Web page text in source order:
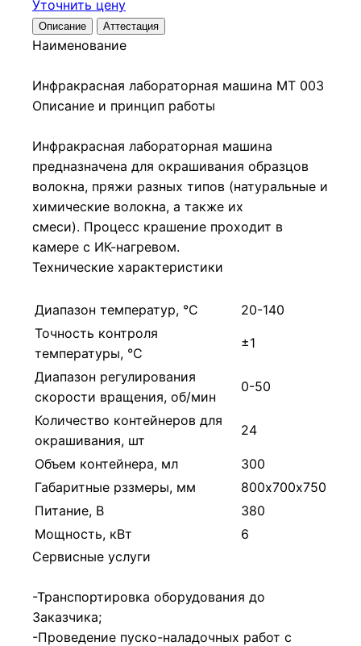
Уточнить цену
Описание Аттестация
Наименование
Инфракрасная лабораторная машина МТ 003
Описание и принцип работы
Инфракрасная лабораторная машина
предназначена для окрашивания образцов
волокна, пряжи разных типов (натуральные и
химические волокна, а также их
смеси). Процесс крашение проходит в
камере с ИК-нагревом.
Технические характеристики
Диапазон температур, °С
20-140
Точность контроля
температуры, °С
±1
Диапазон регулирования
скорости вращения, об/мин
0-50
Количество контейнеров для
окрашивания, шт
24
Объем контейнера, мл
300
Габаритные рззмеры, мм
800х700х750
Питание, В
380
Мощность, кВт
6
Сервисные услуги
-Транспортировка оборудования до
Заказчика;
-Проведение пуско-наладочных работ с